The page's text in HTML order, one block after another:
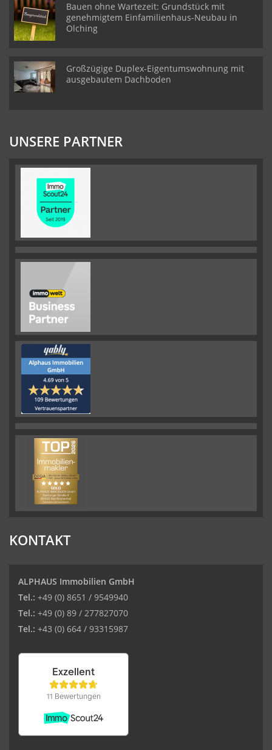
Bauen ohne Wartezeit: Grundstück mit
genehmigtem Einfamilienhaus-Neubau in
Olching
Großzügige Duplex-Eigentumswohnung mit
ausgebautem Dachboden
UNSERE PARTNER
KONTAKT
ALPHAUS Immobilien GmbH
Tel.: +49 (0) 8651 / 9549940
Tel.: +49 (0) 89 / 277827070
Tel.: +43 (0) 664 / 93315987